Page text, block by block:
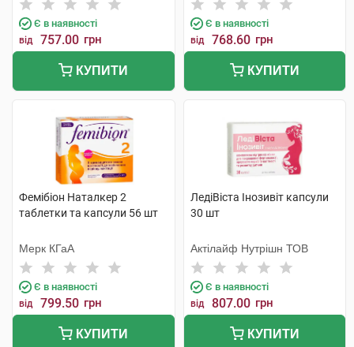
Є в наявності
від 757.00 грн
КУПИТИ
Є в наявності
від 768.60 грн
КУПИТИ
Фемібіон Наталкер 2
таблетки та капсули 56 шт
Мерк КГаА
Є в наявності
від 799.50 грн
КУПИТИ
ЛедіВіста Інозивіт капсули
30 шт
Актілайф Нутрішн ТОВ
Є в наявності
від 807.00 грн
КУПИТИ